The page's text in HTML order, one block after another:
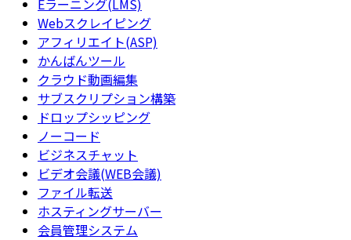
Eラーニング(LMS)
Webスクレイピング
アフィリエイト(ASP)
かんばんツール
クラウド動画編集
サブスクリプション構築
ドロップシッピング
ノーコード
ビジネスチャット
ビデオ会議(WEB会議)
ファイル転送
ホスティングサーバー
会員管理システム